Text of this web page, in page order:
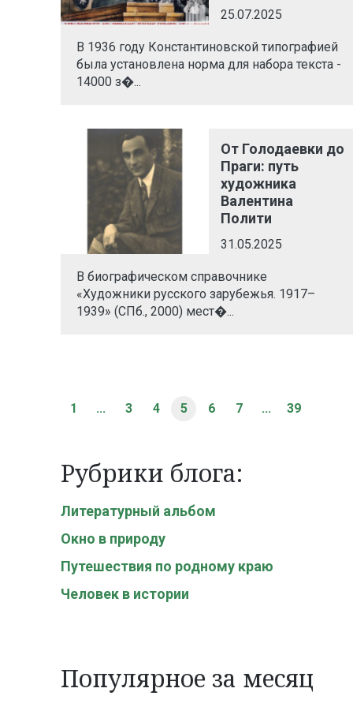
25.07.2025
В 1936 году Константиновской типографией
была установлена норма для набора текста -
14000 з�...
От Голодаевки до
Праги: путь
художника
Валентина
Полити
31.05.2025
В биографическом справочнике
«Художники русского зарубежья. 1917–
1939» (СПб., 2000) мест�...
1 ... 3 4 5 6 7 ... 39
Рубрики блога:
Литературный альбом
Окно в природу
Путешествия по родному краю
Человек в истории
Популярное за месяц